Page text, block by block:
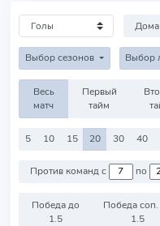
Дома
Выбор сезонов Выбор
Весь
матч
Первый
тайм
5 10 15 20 30 40
Против команд с по
Победа до
1.5
Победа
1.5